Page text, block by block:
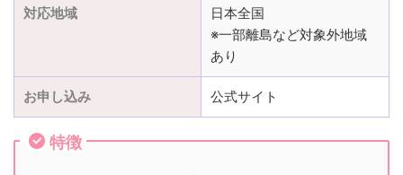
対応地域
日本全国
※一部離島など対象外地域
あり
お申し込み 公式サイト
特徴